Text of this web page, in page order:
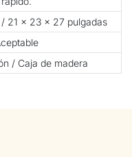
21 × 23 × 27 pulgadas
/ Caja de madera